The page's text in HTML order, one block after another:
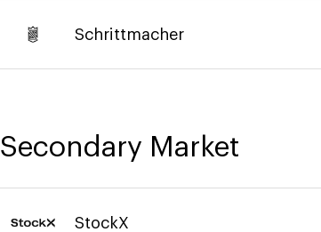
Schrittmacher
Secondary Market
StockX